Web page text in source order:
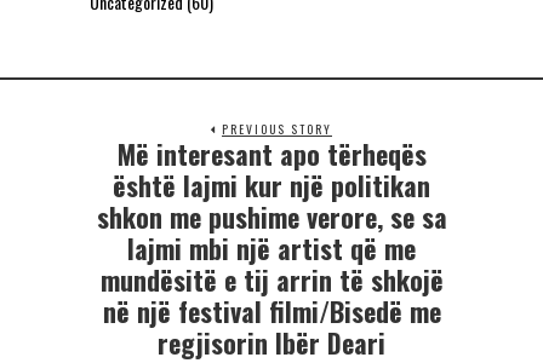
PREVIOUS STORY
Më interesant apo tërheqës
është lajmi kur një politikan
shkon me pushime verore, se sa
lajmi mbi një artist që me
mundësitë e tij arrin të shkojë
në një festival filmi/Bisedë me
regjisorin Ibër Deari